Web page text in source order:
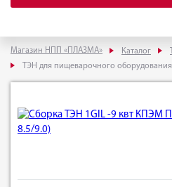
Магазин НПП «ПЛАЗМА» Каталог
ТЭН для пищеварочного оборудования